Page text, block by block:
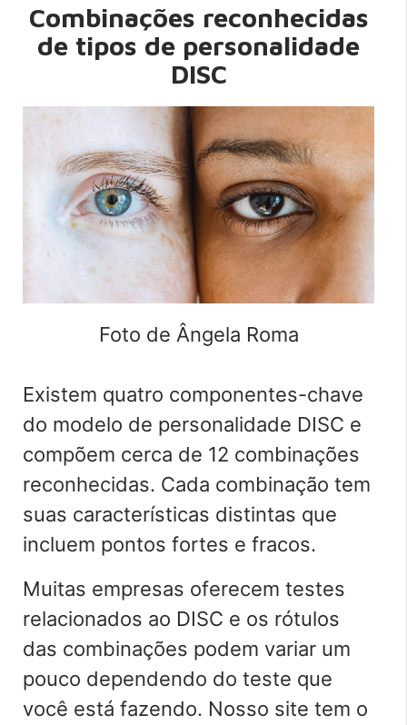
Combinações reconhecidas
de tipos de personalidade
DISC
Foto de Ângela Roma
Existem quatro componentes-chave
do modelo de personalidade DISC e
compõem cerca de 12 combinações
reconhecidas. Cada combinação tem
suas características distintas que
incluem pontos fortes e fracos.
Muitas empresas oferecem testes
relacionados ao DISC e os rótulos
das combinações podem variar um
pouco dependendo do teste que
você está fazendo. Nosso site tem o